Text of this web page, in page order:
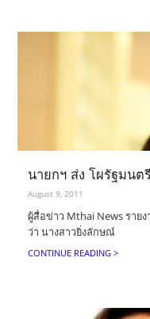
นายกฯ ส่ง โผรัฐมนต
August 9, 2011
ผู้สื่อข่าว Mthai News ราย
ว่า นางสาวยิ่งลักษณ์
CONTINUE READING >